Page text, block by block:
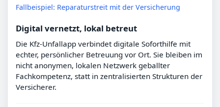
Fallbeispiel: Reparaturstreit mit der Versicherung
Digital vernetzt, lokal betreut
Die Kfz-Unfallapp verbindet digitale Soforthilfe mit
echter, persönlicher Betreuung vor Ort. Sie bleiben im
nicht anonymen, lokalen Netzwerk geballter
Fachkompetenz, statt in zentralisierten Strukturen der
Versicherer.